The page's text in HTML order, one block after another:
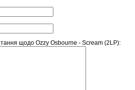
щодо Ozzy Osbourne - Scream (2LP):